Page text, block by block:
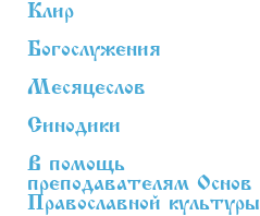
Клир
Богослужения
Месяцеслов
Синодики
В помощь
преподавателям Основ
Православной культуры